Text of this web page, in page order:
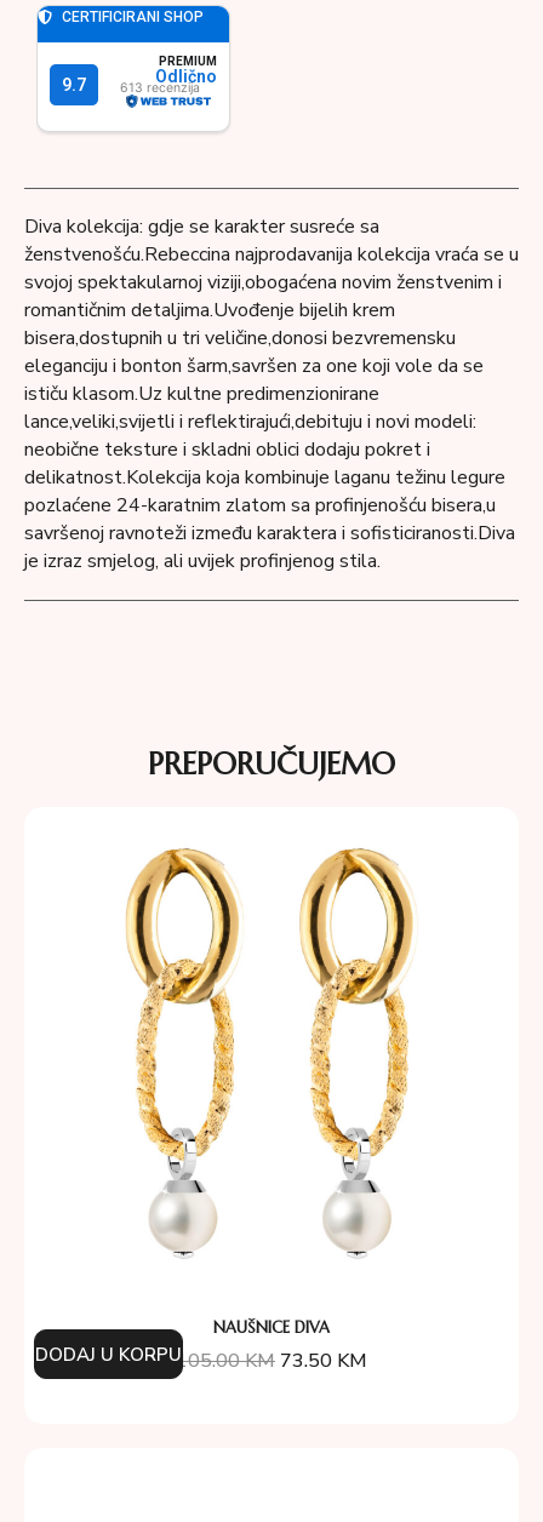
Diva kolekcija: gdje se karakter susreće sa
ženstvenošću.Rebeccina najprodavanija kolekcija vraća se u
svojoj spektakularnoj viziji,obogaćena novim ženstvenim i
romantičnim detaljima.Uvođenje bijelih krem ​​
bisera,dostupnih u tri veličine,donosi bezvremensku
eleganciju i bonton šarm,savršen za one koji vole da se
ističu klasom.Uz kultne predimenzionirane
lance,veliki,svijetli i reflektirajući,debituju i novi modeli:
neobične teksture i skladni oblici dodaju pokret i
delikatnost.Kolekcija koja kombinuje laganu težinu legure
pozlaćene 24-karatnim zlatom sa profinjenošću bisera,u
savršenoj ravnoteži između karaktera i sofisticiranosti.Diva
je izraz smjelog, ali uvijek profinjenog stila.
PREPORUČUJEMO
NAUŠNICE DIVA
105.00KM 73.50 KM
DODAJ U KORPU